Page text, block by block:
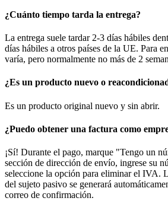
¿Cuánto tiempo tarda la entrega?
La entrega suele tardar 2-3 días hábiles
días hábiles a otros países de la UE. Para
varía, pero normalmente no más de 2
¿Es un producto nuevo o
Es un producto original nuevo y sin abrir.
¿Puedo obtener una factura como
¡Sí! Durante el pago, marque "Tengo un
sección de dirección de envío, ingrese su
seleccione la opción para eliminar el IVA.
del sujeto pasivo se generará
correo de confirmación.